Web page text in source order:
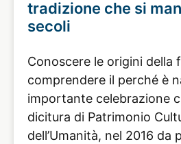
tradizione che si
secoli
Conoscere le origini della
comprendere il perché è
importante celebrazione
dicitura di Patrimonio
dell’Umanità, nel 2016 da